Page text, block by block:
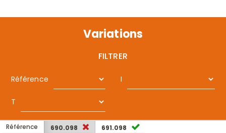
Variations
FILTRER
Référence I
T
Référence
690.098
691.098